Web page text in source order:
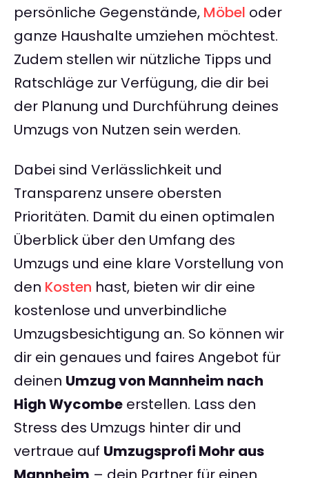
persönliche Gegenstände, Möbel oder
ganze Haushalte umziehen möchtest.
Zudem stellen wir nützliche Tipps und
Ratschläge zur Verfügung, die dir bei
der Planung und Durchführung deines
Umzugs von Nutzen sein werden.
Dabei sind Verlässlichkeit und
Transparenz unsere obersten
Prioritäten. Damit du einen optimalen
Überblick über den Umfang des
Umzugs und eine klare Vorstellung von
den Kosten hast, bieten wir dir eine
kostenlose und unverbindliche
Umzugsbesichtigung an. So können wir
dir ein genaues und faires Angebot für
deinen Umzug von Mannheim nach
High Wycombe erstellen. Lass den
Stress des Umzugs hinter dir und
vertraue auf Umzugsprofi Mohr aus